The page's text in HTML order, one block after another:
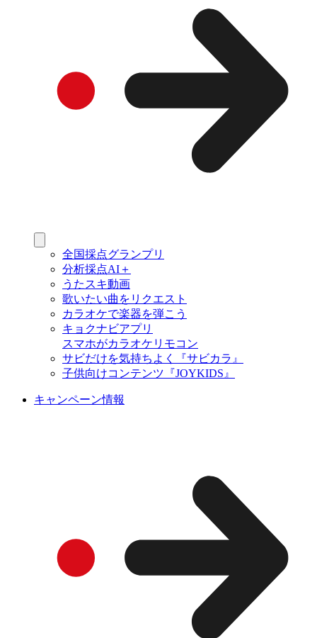
全国採点グランプリ
分析採点AI＋
うたスキ動画
歌いたい曲をリクエスト
カラオケで楽器を弾こう
キョクナビアプリ
スマホがカラオケリモコン
サビだけを気持ちよく『サビカラ』
子供向けコンテンツ『JOYKIDS』
キャンペーン情報